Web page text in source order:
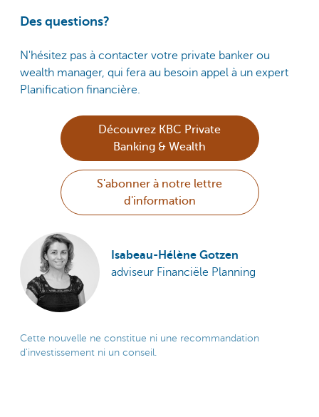
Des questions?
N'hésitez pas à contacter votre private banker ou
wealth manager, qui fera au besoin appel à un expert
Planification financière.
Découvrez KBC Private
Banking & Wealth
S'abonner à notre lettre
d'information
Isabeau-Hélène Gotzen
adviseur Financiële Planning
Cette nouvelle ne constitue ni une recommandation
d'investissement ni un conseil.